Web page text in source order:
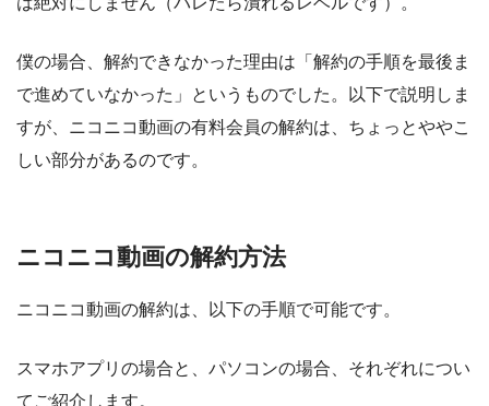
僕の場合、解約できなかった理由は「解約の手順を最後ま
で進めていなかった」というものでした。以下で説明しま
すが、ニコニコ動画の有料会員の解約は、ちょっとややこ
しい部分があるのです。
ニコニコ動画の解約方法
ニコニコ動画の解約は、以下の手順で可能です。
スマホアプリの場合と、パソコンの場合、それぞれについ
てご紹介します。